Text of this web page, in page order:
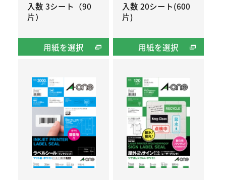
入数 3シート（90
片）
用紙を選択
入数 20シート(600
片)
用紙を選択